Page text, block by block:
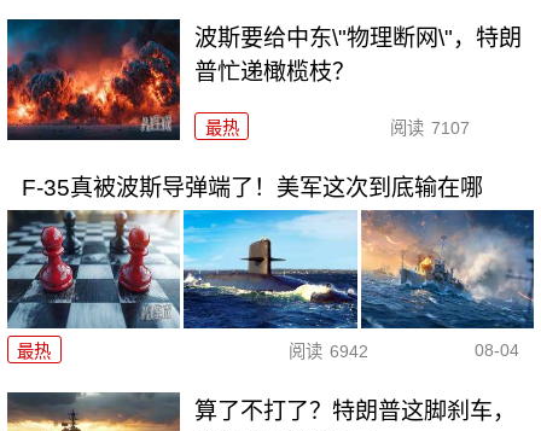
波斯要给中东\"物理断网\"，特朗
普忙递橄榄枝？
最热 阅读 7107
F-35真被波斯导弹端了！美军这次到底输在哪
最热 阅读 6942 08-04
算了不打了？特朗普这脚刹车，